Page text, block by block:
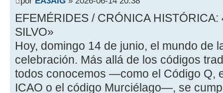
EFEMÉRIDES / CRÓNICA
SILVO»
Hoy, domingo 14 de junio, el mundo de
celebración. Más allá de los códigos
todos conocemos —como el Código Q,
ICAO o el código Murciélago—, se